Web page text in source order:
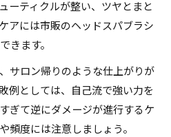
ーティクルが整い、ツヤとまと
アには市販のヘッドスパブラシ
きます。
サロン帰りのような仕上がりが
例としては、自己流で強い力を
ぎて逆にダメージが進行するケ
頻度には注意しましょう。